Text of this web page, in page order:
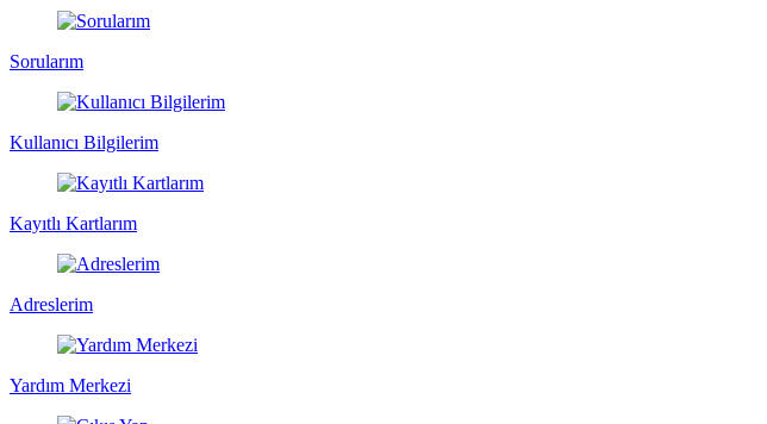
Sorularım
Kullanıcı Bilgilerim
Kayıtlı Kartlarım
Adreslerim
Yardım Merkezi